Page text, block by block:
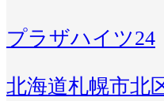
プラザハイツ24
北海道札幌市北